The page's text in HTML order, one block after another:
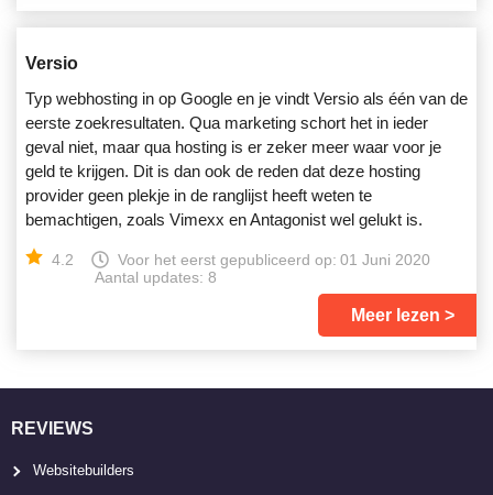
Versio
Typ webhosting in op Google en je vindt Versio als één van de
eerste zoekresultaten. Qua marketing schort het in ieder
geval niet, maar qua hosting is er zeker meer waar voor je
geld te krijgen. Dit is dan ook de reden dat deze hosting
provider geen plekje in de ranglijst heeft weten te
bemachtigen, zoals Vimexx en Antagonist wel gelukt is.
4.2 Voor het eerst gepubliceerd op: 01 Juni 2020
Aantal updates: 8
Meer lezen
REVIEWS
Websitebuilders